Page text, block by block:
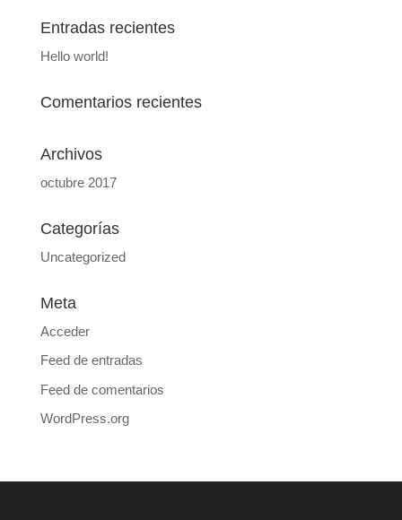
Entradas recientes
Hello world!
Comentarios recientes
Archivos
octubre 2017
Categorías
Uncategorized
Meta
Acceder
Feed de entradas
Feed de comentarios
WordPress.org